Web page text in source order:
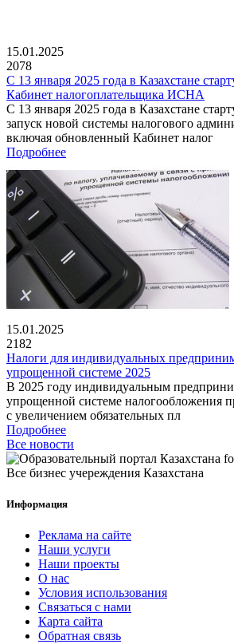
15.01.2025
2078
С 13 января 2025 года в Казахстане
Кабинет налогоплательщика ИСНА
С 13 января 2025 года в Казахстане
запуск новой системы налогового
включая обновленный Кабинет налог
Подробнее
15.01.2025
2182
Налоги для индивидуальных
упрощенной системе 2025
В 2025 году индивидуальным
упрощенной системе налогообложения
с увеличением обязательных пл
Подробнее
Все новости
Все бизнес учереждения Казахстана
Информация
Реклама на сайте
Наши услуги
Наши проекты
О нас
Условия использования
Связаться с нами
Карта сайта
Обратная связь